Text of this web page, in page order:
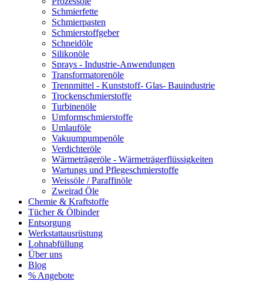
Schmierfette
Schmierpasten
Schmierstoffgeber
Schneidöle
Silikonöle
Sprays - Industrie-Anwendungen
Transformatorenöle
Trennmittel - Kunststoff- Glas- Bauindustrie
Trockenschmierstoffe
Turbinenöle
Umformschmierstoffe
Umlauföle
Vakuumpumpenöle
Verdichteröle
Wärmeträgeröle - Wärmeträgerflüssigkeiten
Wartungs und Pflegeschmierstoffe
Weissöle / Paraffinöle
Zweirad Öle
Chemie & Kraftstoffe
Tücher & Ölbinder
Entsorgung
Werkstattausrüstung
Lohnabfüllung
Über uns
Blog
% Angebote